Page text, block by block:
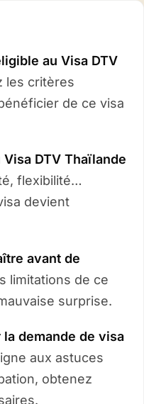
au Visa DTV
les critères
de ce visa
DTV Thaïlande
flexibilité…
devient
avant de
limitations de ce
surprise.
demande de visa
aux astuces
obtenez